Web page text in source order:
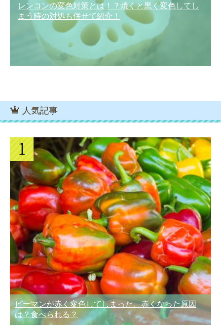
レンコンの変色対策とは！？焼くと黒く変色してし
まう時の対処も併せて紹介！
人気記事
ピーマンが赤く変色してしまった、赤くなった原因
は？食べられる？